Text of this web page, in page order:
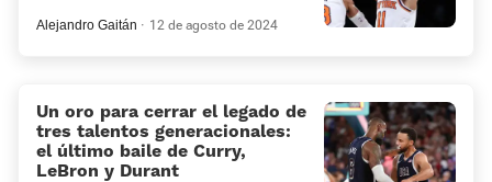
Alejandro Gaitán 12 de agosto de 2024
Un oro para cerrar el legado de
tres talentos generacionales:
el último baile de Curry,
LeBron y Durant